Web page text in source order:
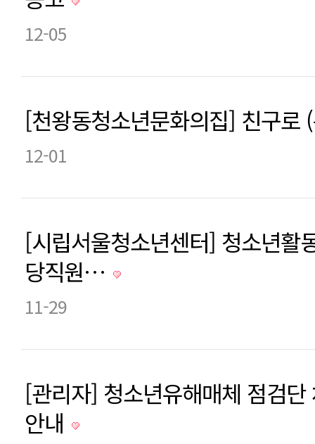
12-05
[천왕동청소년문화의집] 친구로
12-01
[시립서울청소년센터] 청소년활
당직원…
11-29
[관리자] 청소년유해매체 점검
안내